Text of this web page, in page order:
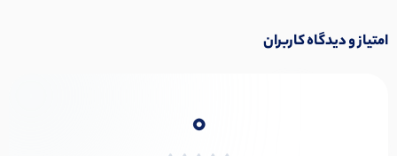
امتیاز و دیدگاه کاربران
0